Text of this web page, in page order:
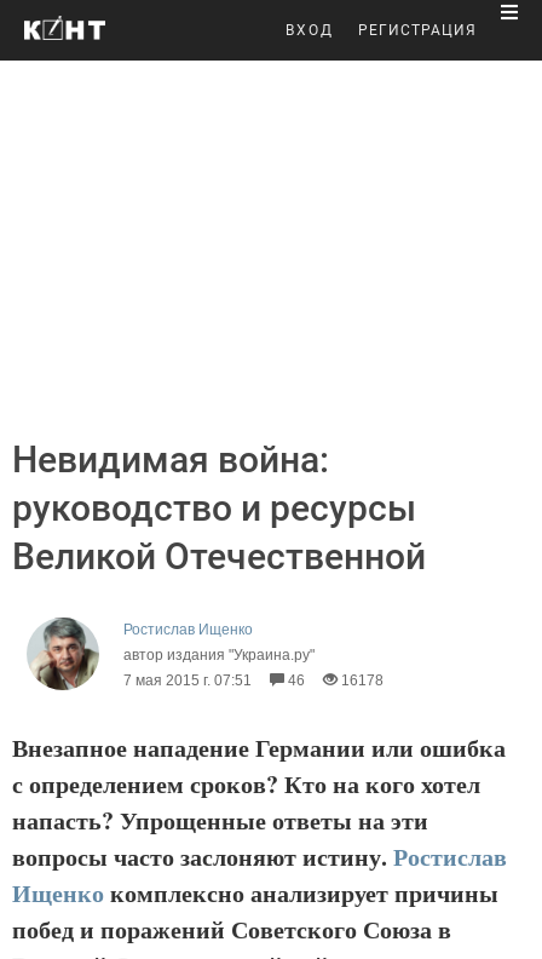
ВХОД РЕГИСТРАЦИЯ
Невидимая война:
руководство и ресурсы
Великой Отечественной
Ростислав Ищенко
автор издания "Украина.ру"
7 мая 2015 г. 07:51
46 16178
Внезапное нападение Германии или ошибка
с определением сроков? Кто на кого хотел
напасть? Упрощенные ответы на эти
вопросы часто заслоняют истину. Ростислав
Ищенкокомплексно анализирует причины
побед и поражений Советского Союза в